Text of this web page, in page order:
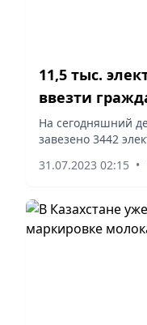
11,5 тыс.
ввезти
льготной
На сегодняшний
завезено 3442
Пассажирской
31.07.2023 02:15 •